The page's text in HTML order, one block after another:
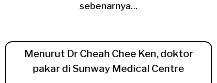
sebenarnya…
Menurut Dr Cheah Chee Ken, doktor
pakar di Sunway Medical Centre